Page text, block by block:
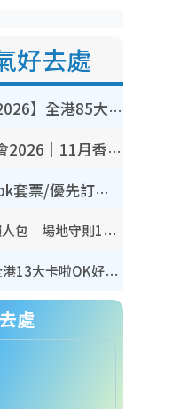
好去處
【8月生日優惠2026】全港85大食買玩著數攻略 自助餐/火鍋放題同行免費＋誠品/DONKI送現金券
BIGBANG演唱會2026｜11月香港啟德開3場！實名制VIP申請、優先購票攻略
人夫集團｜Klook套票/優先訂票/公開發售搶飛攻略！附票價.購票連結.場地座位表
啟德體育園入場懶人包︱場地守則12違禁品不可進場准帶細水樽但全場禁樽蓋！應援牌有限制！
唱K推介2026︱全港13大卡啦OK好去處！最平$36起 日文K都有！(附地址+收費詳情)
處